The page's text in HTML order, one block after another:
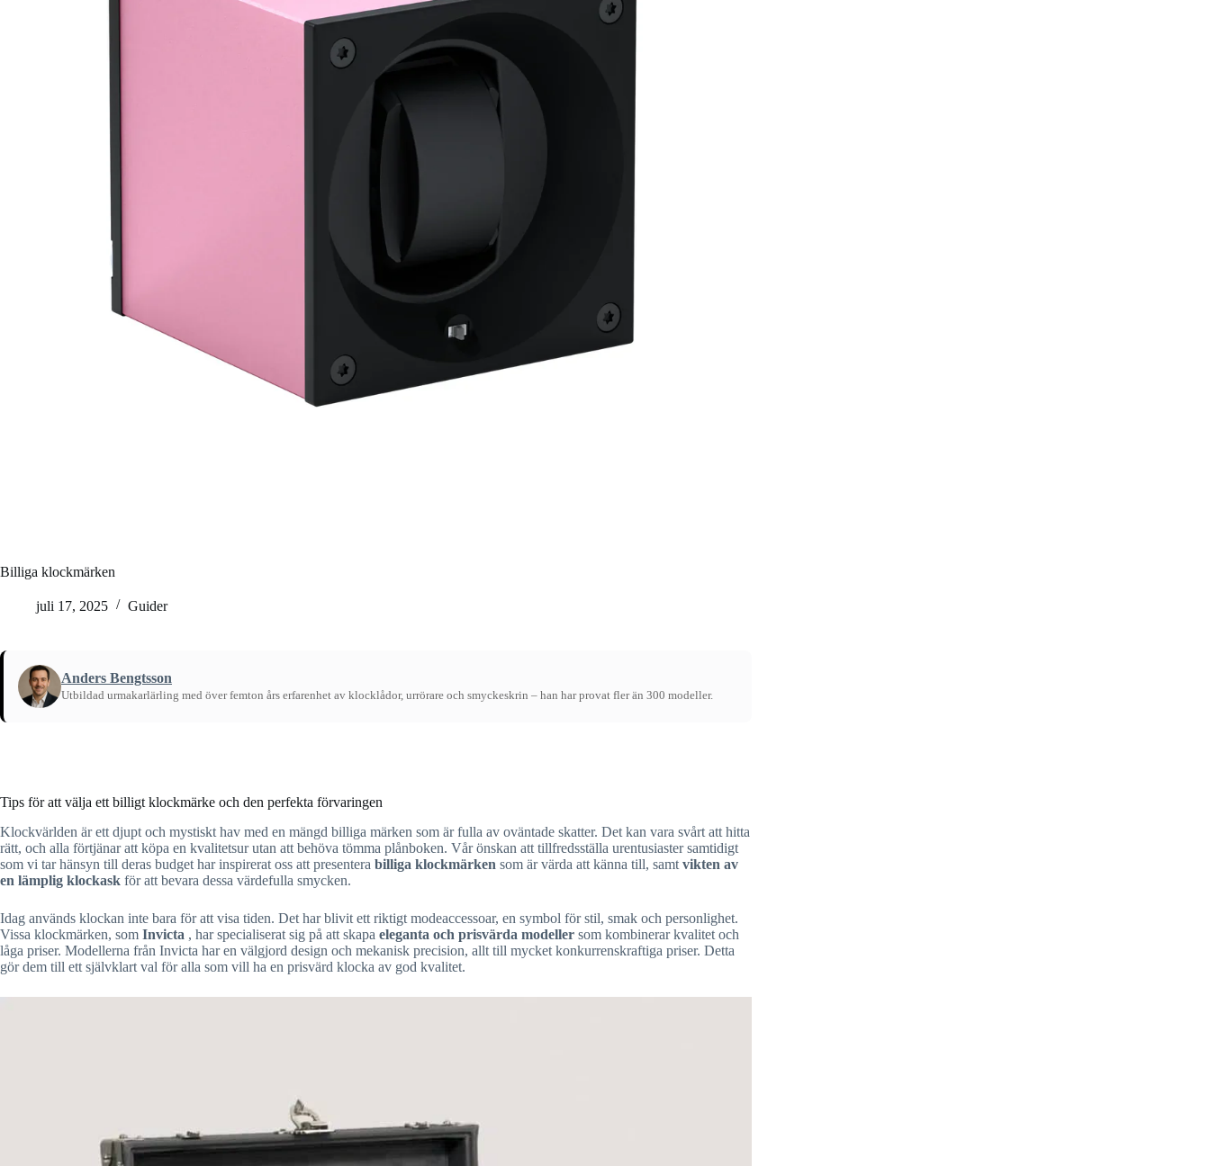
Billiga klockmärken
juli 17, 2025 Guider
Anders Bengtsson
Utbildad urmakarlärling med över femton års erfarenhet av klocklådor, urrörare och smyckeskrin – han har provat fler än 300 modeller.
Tips för att välja ett billigt klockmärke och den perfekta förvaringen
Klockvärlden är ett djupt och mystiskt hav med en mängd billiga märken som är fulla av oväntade skatter. Det kan vara svårt att hitta
rätt, och alla förtjänar att köpa en kvalitetsur utan att behöva tömma plånboken. Vår önskan att tillfredsställa urentusiaster samtidigt
som vi tar hänsyn till deras budget har inspirerat oss att presentera billiga klockmärken som är värda att känna till, samt vikten av
en lämplig klockask för att bevara dessa värdefulla smycken.
Idag används klockan inte bara för att visa tiden. Det har blivit ett riktigt modeaccessoar, en symbol för stil, smak och personlighet.
Vissa klockmärken, som Invicta , har specialiserat sig på att skapa eleganta och prisvärda modeller som kombinerar kvalitet och
låga priser. Modellerna från Invicta har en välgjord design och mekanisk precision, allt till mycket konkurrenskraftiga priser. Detta
gör dem till ett självklart val för alla som vill ha en prisvärd klocka av god kvalitet.